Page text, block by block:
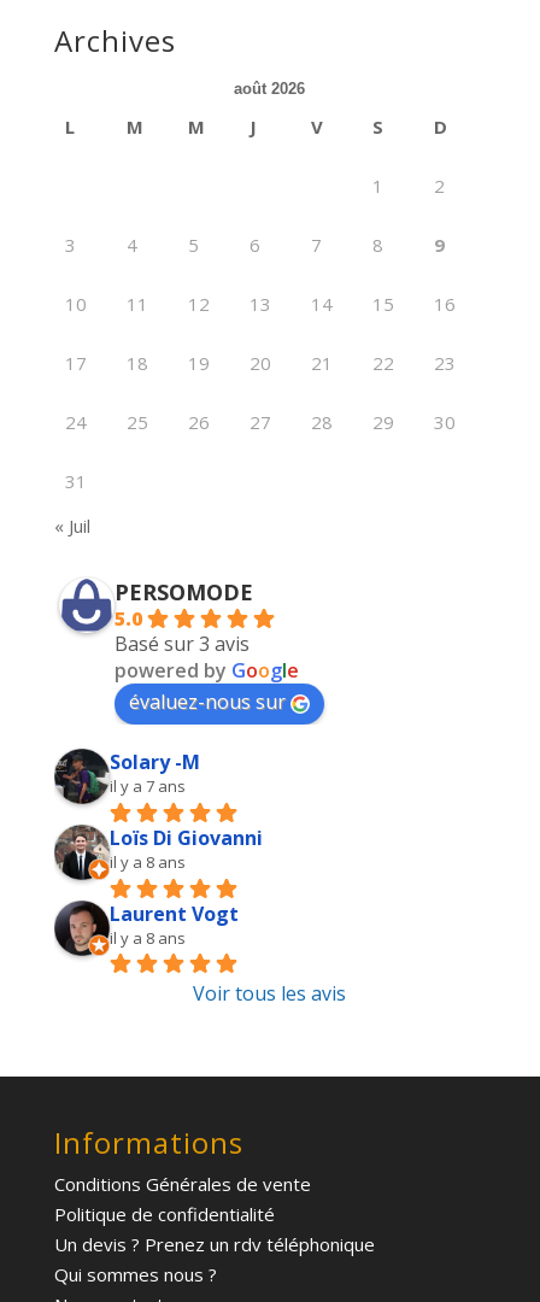
Archives
août 2026
L M M J V S D
1 2
3 4 5 6 7 8 9
10 11 12 13 14 15 16
17 18 19 20 21 22 23
24 25 26 27 28 29 30
31
« Juil
PERSOMODE
5.0
Basé sur 3 avis
powered by Google
évaluez-nous sur
Solary -M
il y a 7 ans
Loïs Di Giovanni
il y a 8 ans
Laurent Vogt
il y a 8 ans
Voir tous les avis
Informations
Conditions Générales de vente
Politique de confidentialité
Un devis ? Prenez un rdv téléphonique
Qui sommes nous ?